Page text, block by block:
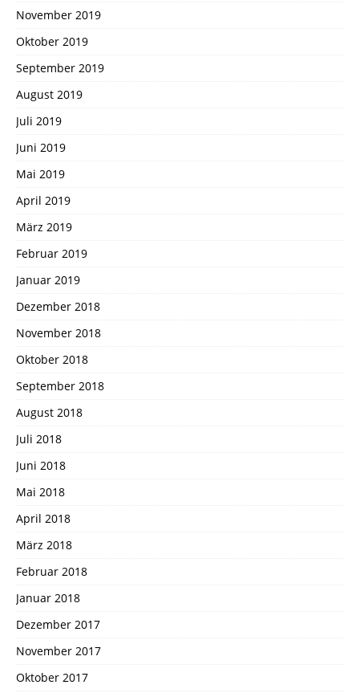
November 2019
Oktober 2019
September 2019
August 2019
Juli 2019
Juni 2019
Mai 2019
April 2019
März 2019
Februar 2019
Januar 2019
Dezember 2018
November 2018
Oktober 2018
September 2018
August 2018
Juli 2018
Juni 2018
Mai 2018
April 2018
März 2018
Februar 2018
Januar 2018
Dezember 2017
November 2017
Oktober 2017